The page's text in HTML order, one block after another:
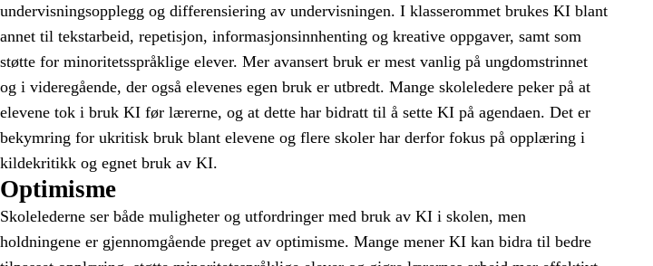
undervisningsopplegg og differensiering av undervisningen. I klasserommet brukes KI blant
annet til tekstarbeid, repetisjon, informasjonsinnhenting og kreative oppgaver, samt som
støtte for minoritetsspråklige elever. Mer avansert bruk er mest vanlig på ungdomstrinnet
og i videregående, der også elevenes egen bruk er utbredt. Mange skoleledere peker på at
elevene tok i bruk KI før lærerne, og at dette har bidratt til å sette KI på agendaen. Det er
bekymring for ukritisk bruk blant elevene og flere skoler har derfor fokus på opplæring i
kildekritikk og egnet bruk av KI.
Optimisme
Skolelederne ser både muligheter og utfordringer med bruk av KI i skolen, men
holdningene er gjennomgående preget av optimisme. Mange mener KI kan bidra til bedre